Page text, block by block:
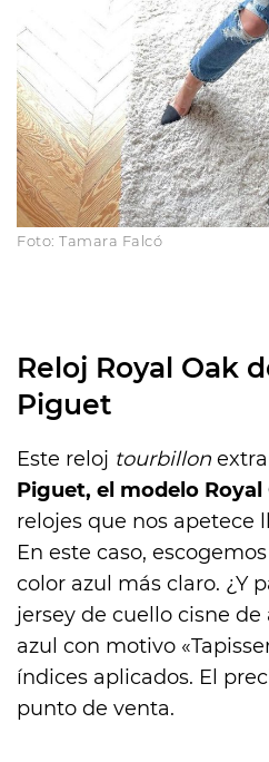
Foto: Tamara Falcó
Reloj Royal Oak
Piguet
Este reloj tourbillon
Piguet, el modelo Royal
relojes que nos apetece
En este caso,
color azul más claro. ¿Y
jersey de cuello cisne de
azul con motivo
índices aplicados. El
punto de venta.